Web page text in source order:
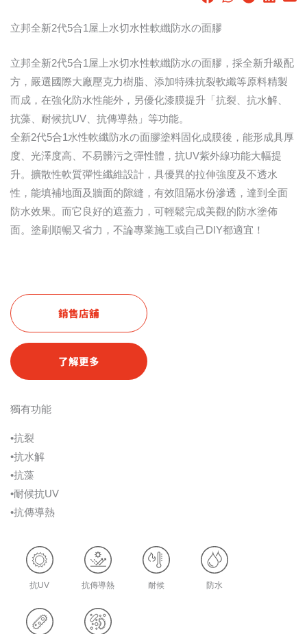
立邦全新2代5合1屋上水切水性軟纖防水の面膠
立邦全新2代5合1屋上水切水性軟纖防水の面膠，採全新升級配
方，嚴選國際大廠壓克力樹脂、添加特殊抗裂軟纖等原料精製
而成，在強化防水性能外，另優化漆膜提升「抗裂、抗水解、
抗藻、耐候抗UV、抗傳導熱」等功能。
全新2代5合1水性軟纖防水の面膠塗料固化成膜後，能形成具厚
度、光澤度高、不易髒污之彈性體，抗UV紫外線功能大幅提
升。擴散性軟質彈性纖維設計，具優異的拉伸強度及不透水
性，能填補地面及牆面的隙縫，有效阻隔水份滲透，達到全面
防水效果。而它良好的遮蓋力，可輕鬆完成美觀的防水塗佈
面。塗刷順暢又省力，不論專業施工或自己DIY都適宜！
銷售店舖
了解更多
獨有功能
•抗裂
•抗水解
•抗藻
•耐候抗UV
•抗傳導熱
抗UV 抗傳導熱 耐候 防水